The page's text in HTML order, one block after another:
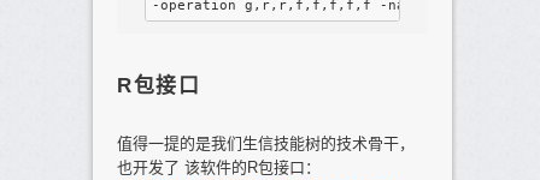
R包接口
值得一提的是我们生信技能树的技术骨干，
也开发了 该软件的R包接口：